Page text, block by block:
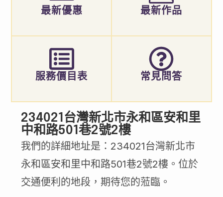
最新優惠 最新作品
服務價目表 常見問答
234021台灣新北市永和區安和里
中和路501巷2號2樓
我們的詳細地址是：234021台灣新北市
永和區安和里中和路501巷2號2樓。位於
交通便利的地段，期待您的蒞臨。